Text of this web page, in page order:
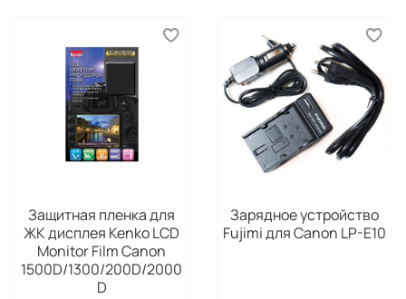
Защитная пленка для
ЖК дисплея Kenko LCD
Monitor Film Canon
1500D/1300/200D/2000
D
Зарядное устройство
Fujimi для Canon LP-E10